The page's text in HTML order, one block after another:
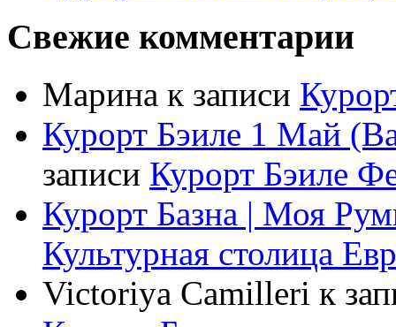
Свежие комментарии
Марина к записи
Курорт Бэиле 1 Май
записи Курорт Бэиле
Курорт Базна | Моя
Культурная столица
Victoriya Camilleri к